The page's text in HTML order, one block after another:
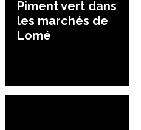
Piment vert dans
les marchés de
Lomé